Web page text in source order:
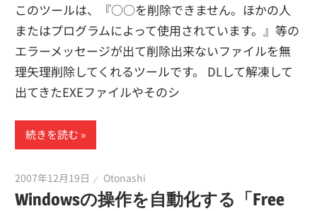
このツールは、『○○を削除できません。ほかの人
またはプログラムによって使用されています。』等の
エラーメッセージが出て削除出来ないファイルを無
理矢理削除してくれるツールです。 DLして解凍して
出てきたEXEファイルやそのシ
続きを読む
2007年12月19日 Otonashi
Windowsの操作を自動化する「Free